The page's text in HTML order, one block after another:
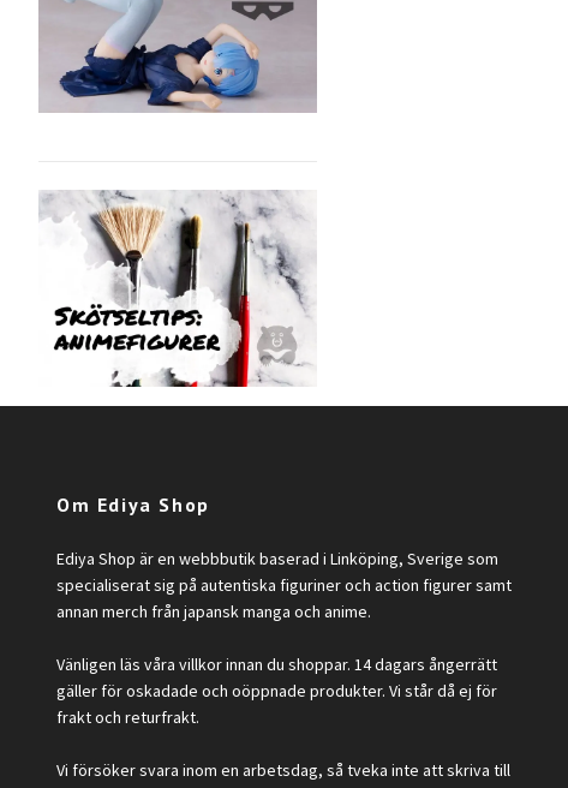
Om Ediya Shop
Ediya Shop är en webbbutik baserad i Linköping, Sverige som
specialiserat sig på autentiska figuriner och action figurer samt
annan merch från japansk manga och anime.
Vänligen läs våra villkor innan du shoppar. 14 dagars ångerrätt
gäller för oskadade och oöppnade produkter. Vi står då ej för
frakt och returfrakt.
Vi försöker svara inom en arbetsdag, så tveka inte att skriva till